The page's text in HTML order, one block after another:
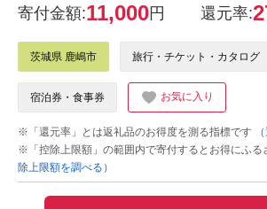
寄付金額:11,000円 還元率:
茨城県 鹿嶋市 旅行・チケット・カタログ
宿泊券・食事券 お気に入り
※「還元率」とは返礼品のお得度を測る指標です
※「控除上限額」の範囲内で寄付するとお得にふる
除上限額を調べる）